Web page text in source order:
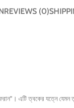
REVIEWS (0)
এটি ত্বকের যত্নে যেমন